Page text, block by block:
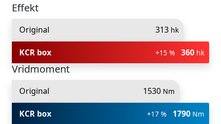
Effekt
Original 313 hk
KCR box +15 % 360 hk
Vridmoment
Original 1530 Nm
KCR box +17 % 1790 Nm